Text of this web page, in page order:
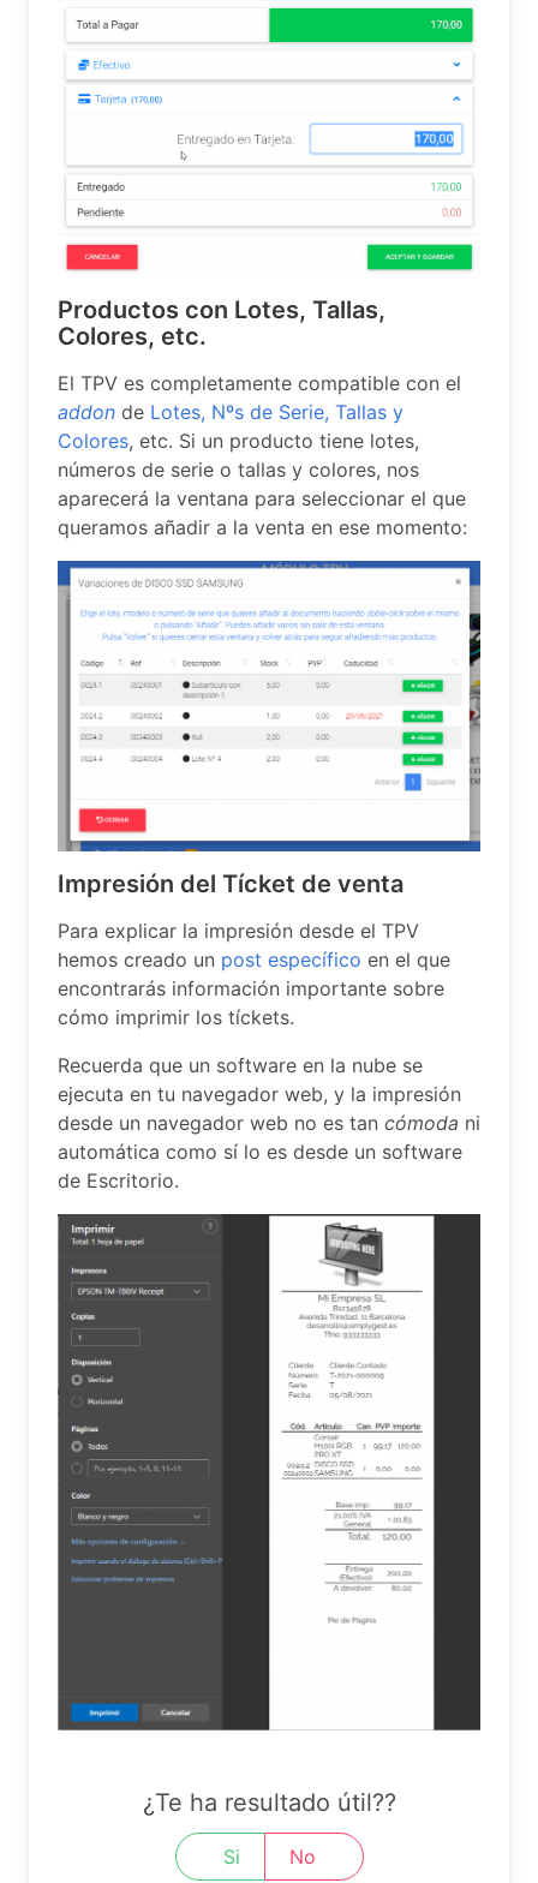
Productos con Lotes, Tallas,
Colores, etc.
El TPV es completamente compatible con el
addon de Lotes, Nºs de Serie, Tallas y
Colores, etc. Si un producto tiene lotes,
números de serie o tallas y colores, nos
aparecerá la ventana para seleccionar el que
queramos añadir a la venta en ese momento:
Impresión del Tícket de venta
Para explicar la impresión desde el TPV
hemos creado un post específico en el que
encontrarás información importante sobre
cómo imprimir los tíckets.
Recuerda que un software en la nube se
ejecuta en tu navegador web, y la impresión
desde un navegador web no es tan cómoda ni
automática como sí lo es desde un software
de Escritorio.
¿Te ha resultado útil??
Si No